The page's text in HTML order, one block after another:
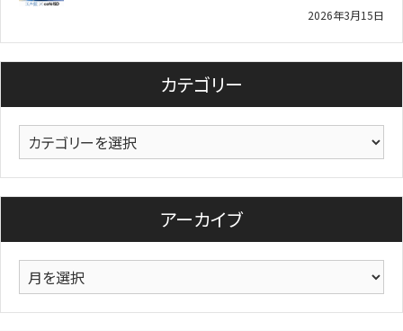
2026年3月15日
カテゴリー
カ
テ
アーカイブ
ー